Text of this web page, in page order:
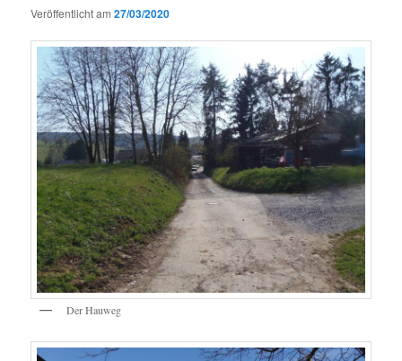
Veröffentlicht am27/03/2020
Der Hauweg